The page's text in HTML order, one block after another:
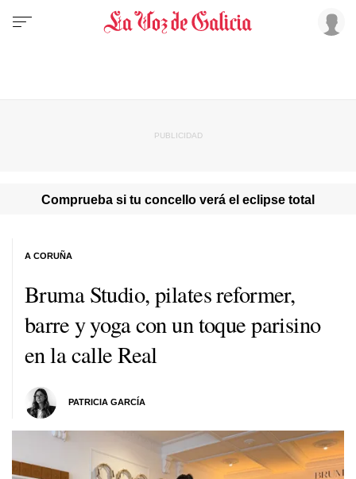
Comprueba si tu concello verá el eclipse total
Bruma Studio, pilates reformer,
barre y yoga con un toque parisino
en la calle Real
PATRICIA GARCÍA
A CORUÑA